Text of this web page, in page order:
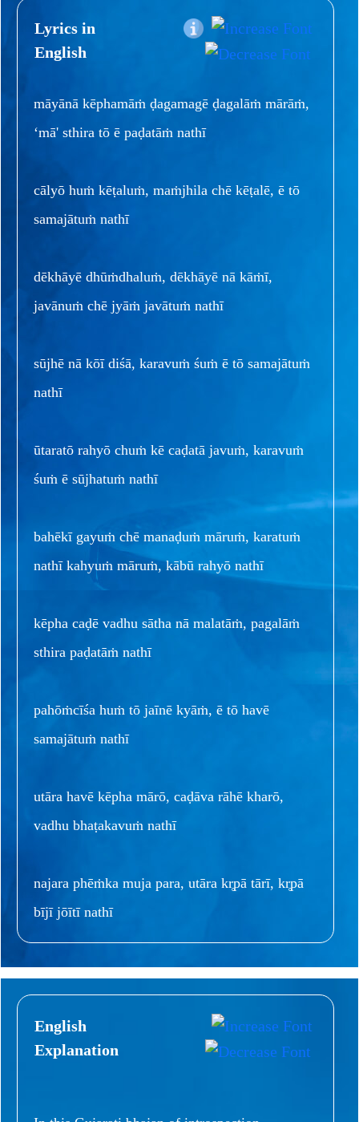
Lyrics in
English
māyānā kēphamāṁ ḍagamagē ḍagalāṁ mārāṁ,
‘mā' sthira tō ē paḍatāṁ nathī
cālyō huṁ kēṭaluṁ, maṁjhila chē kēṭalē, ē tō
samajātuṁ nathī
dēkhāyē dhūṁdhaluṁ, dēkhāyē nā kāṁī,
javānuṁ chē jyāṁ javātuṁ nathī
sūjhē nā kōī diśā, karavuṁ śuṁ ē tō samajātuṁ
nathī
ūtaratō rahyō chuṁ kē caḍatā javuṁ, karavuṁ
śuṁ ē sūjhatuṁ nathī
bahēkī gayuṁ chē manaḍuṁ māruṁ, karatuṁ
nathī kahyuṁ māruṁ, kābū rahyō nathī
kēpha caḍē vadhu sātha nā malatāṁ, pagalāṁ
sthira paḍatāṁ nathī
pahōṁcīśa huṁ tō jaīnē kyāṁ, ē tō havē
samajātuṁ nathī
utāra havē kēpha mārō, caḍāva rāhē kharō,
vadhu bhaṭakavuṁ nathī
najara phēṁka muja para, utāra kr̥pā tārī, kr̥pā
bījī jōītī nathī
English
Explanation